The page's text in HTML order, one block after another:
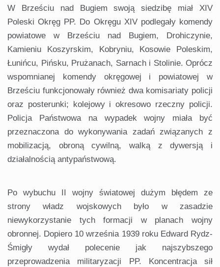
W Brześciu nad Bugiem swoją siedzibę miał XIV
Poleski Okręg PP. Do Okręgu XIV podlegały komendy
powiatowe w Brześciu nad Bugiem, Drohiczynie,
Kamieniu Koszyrskim, Kobryniu, Kosowie Poleskim,
Łunińcu, Pińsku, Prużanach, Sarnach i Stolinie. Oprócz
wspomnianej komendy okręgowej i powiatowej w
Brześciu funkcjonowały również dwa komisariaty policji
oraz posterunki; kolejowy i okresowo rzeczny policji.
Policja Państwowa na wypadek wojny miała być
przeznaczona do wykonywania zadań związanych z
mobilizacją, obroną cywilną, walką z dywersją i
działalnością antypaństwową.
Po wybuchu II wojny światowej dużym błędem ze
strony władz wojskowych było w zasadzie
niewykorzystanie tych formacji w planach wojny
obronnej. Dopiero 10 września 1939 roku Edward Rydz-
Śmigły wydał polecenie jak najszybszego
przeprowadzenia militaryzacji PP. Koncentracja sił